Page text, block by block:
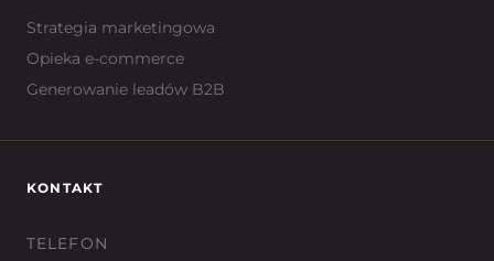
Strategia marketingowa
Opieka e-commerce
Generowanie leadów B2B
KONTAKT
TELEFON